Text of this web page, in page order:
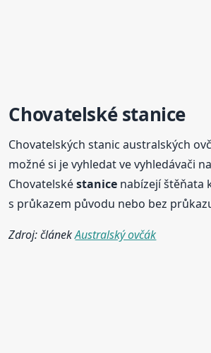
Chovatelskéstanice
Chovatelských stanic australských
možné si je vyhledat ve vyhledávači
Chovatelskéstanice nabízejí štěňata
s průkazem původu nebo bez
Zdroj: článekAustralský ovčák